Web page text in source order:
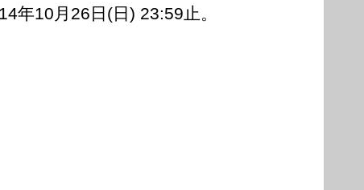
年10月26日(日) 23:59止。